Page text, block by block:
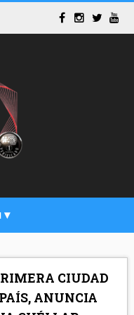
CIUDAD
ANUNCIA